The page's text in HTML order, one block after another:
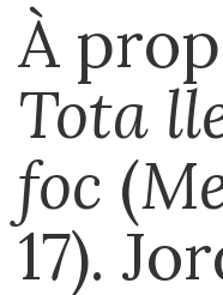
À
Tota
foc (
17).